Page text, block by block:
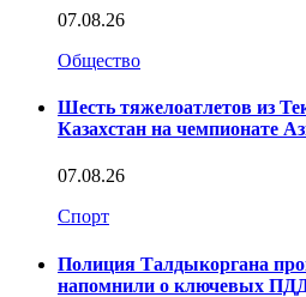
07.08.26
Общество
Шесть тяжелоатлетов из
Казахстан на чемпионате
07.08.26
Спорт
Полиция Талдыкоргана
напомнили о ключевых